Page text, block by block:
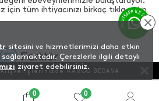
tüm ihtiyacınızı birkaç tıkla satın
ürünlerinden bebek tulumlarına, bebek
kadar geniş bir ürün yelpazesi sizi
tüm giyim ürünleri bebeklerin ve
üretilmiştir. %100 pamuktur ve
Çocuklarınızın el becerileri ve
verecek oyuncak kategorisi de yine en
için bir araya getiriyor. Puzzlelar,
Ayrıca bebek arabaları, pusetler,
KARGO BEDAVA
0 0
sitesini ve hizmetlerimizi daha etkin
sağlamaktadır. Çerezlerle ilgili detaylı
ziyaret edebilirsiniz.